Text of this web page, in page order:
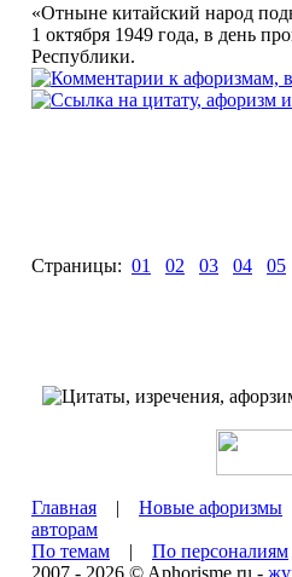
«Отныне китайский народ
1 октября 1949 года, в день
Республики.
Страницы: 01 02 03 04 05
Главная | Новые афоризмы
авторам
По темам | По персоналиям
2007 - 2026 © Aphorisme.ru -